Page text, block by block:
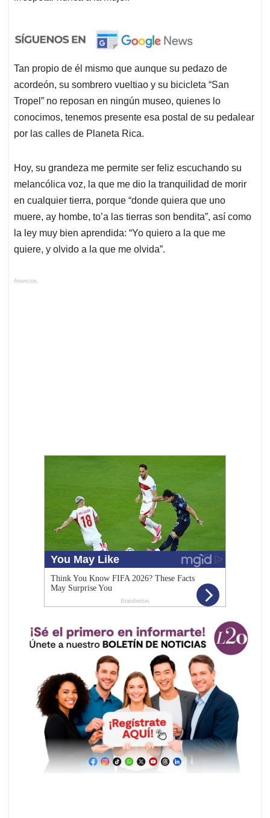
Tan propio de él mismo que aunque su pedazo de
acordeón, su sombrero vueltiao y su bicicleta “San
Tropel” no reposan en ningún museo, quienes lo
conocimos, tenemos presente esa postal de su pedalear
por las calles de Planeta Rica.
Hoy, su grandeza me permite ser feliz escuchando su
melancólica voz, la que me dio la tranquilidad de morir
en cualquier tierra, porque “donde quiera que uno
muere, ay hombe, to’a las tierras son bendita”, así como
la ley muy bien aprendida: “Yo quiero a la que me
quiere, y olvido a la que me olvida”.
Anuncios.